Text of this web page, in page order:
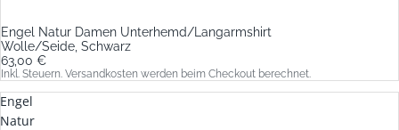
Engel Natur Damen Unterhemd/Langarmshirt
Wolle/Seide, Schwarz
63,00 €
Inkl. Steuern. Versandkosten werden beim Checkout berechnet.
Engel
Natur